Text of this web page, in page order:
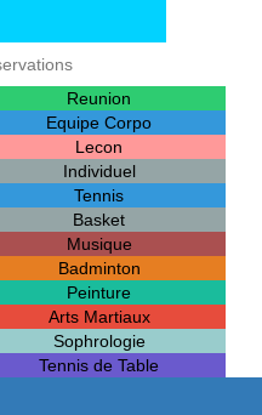
Reunion
Equipe Corpo
Lecon
Individuel
Tennis
Basket
Musique
Badminton
Peinture
Arts Martiaux
Sophrologie
Tennis de Table